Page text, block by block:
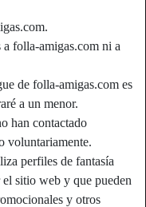
folla-amigas.com ni a
de folla-amigas.com es
a un menor.
han contactado
voluntariamente.
perfiles de fantasía
sitio web y que pueden
y otros